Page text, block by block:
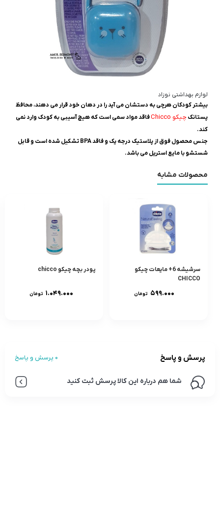
لوازم بهداشتی نوزاد
بیشتر کودکان هرچی به دستشان می آید را در دهان خود قرار می دهند، محافظ
پستانکچیکو Chicco
فاقد مواد سمی است که هیچ آسیبی به کودک وارد نمی
کند.
جنس محصول فوق از پلاستیک درجه یک و فاقد BPA تشکیل شده است و قابل
شستشو با مایع استریل می باشد.
محصولات مشابه
سرشيشه 6+ مایعات چیکو
CHICCO
۵۹۹.۰۰۰ تومان
پودر بچه چیکو chicco
۱.۰۴۹.۰۰۰ تومان
پرسش و پاسخ 0 پرسش و پاسخ
شما هم درباره این کالا پرسش ثبت کنید